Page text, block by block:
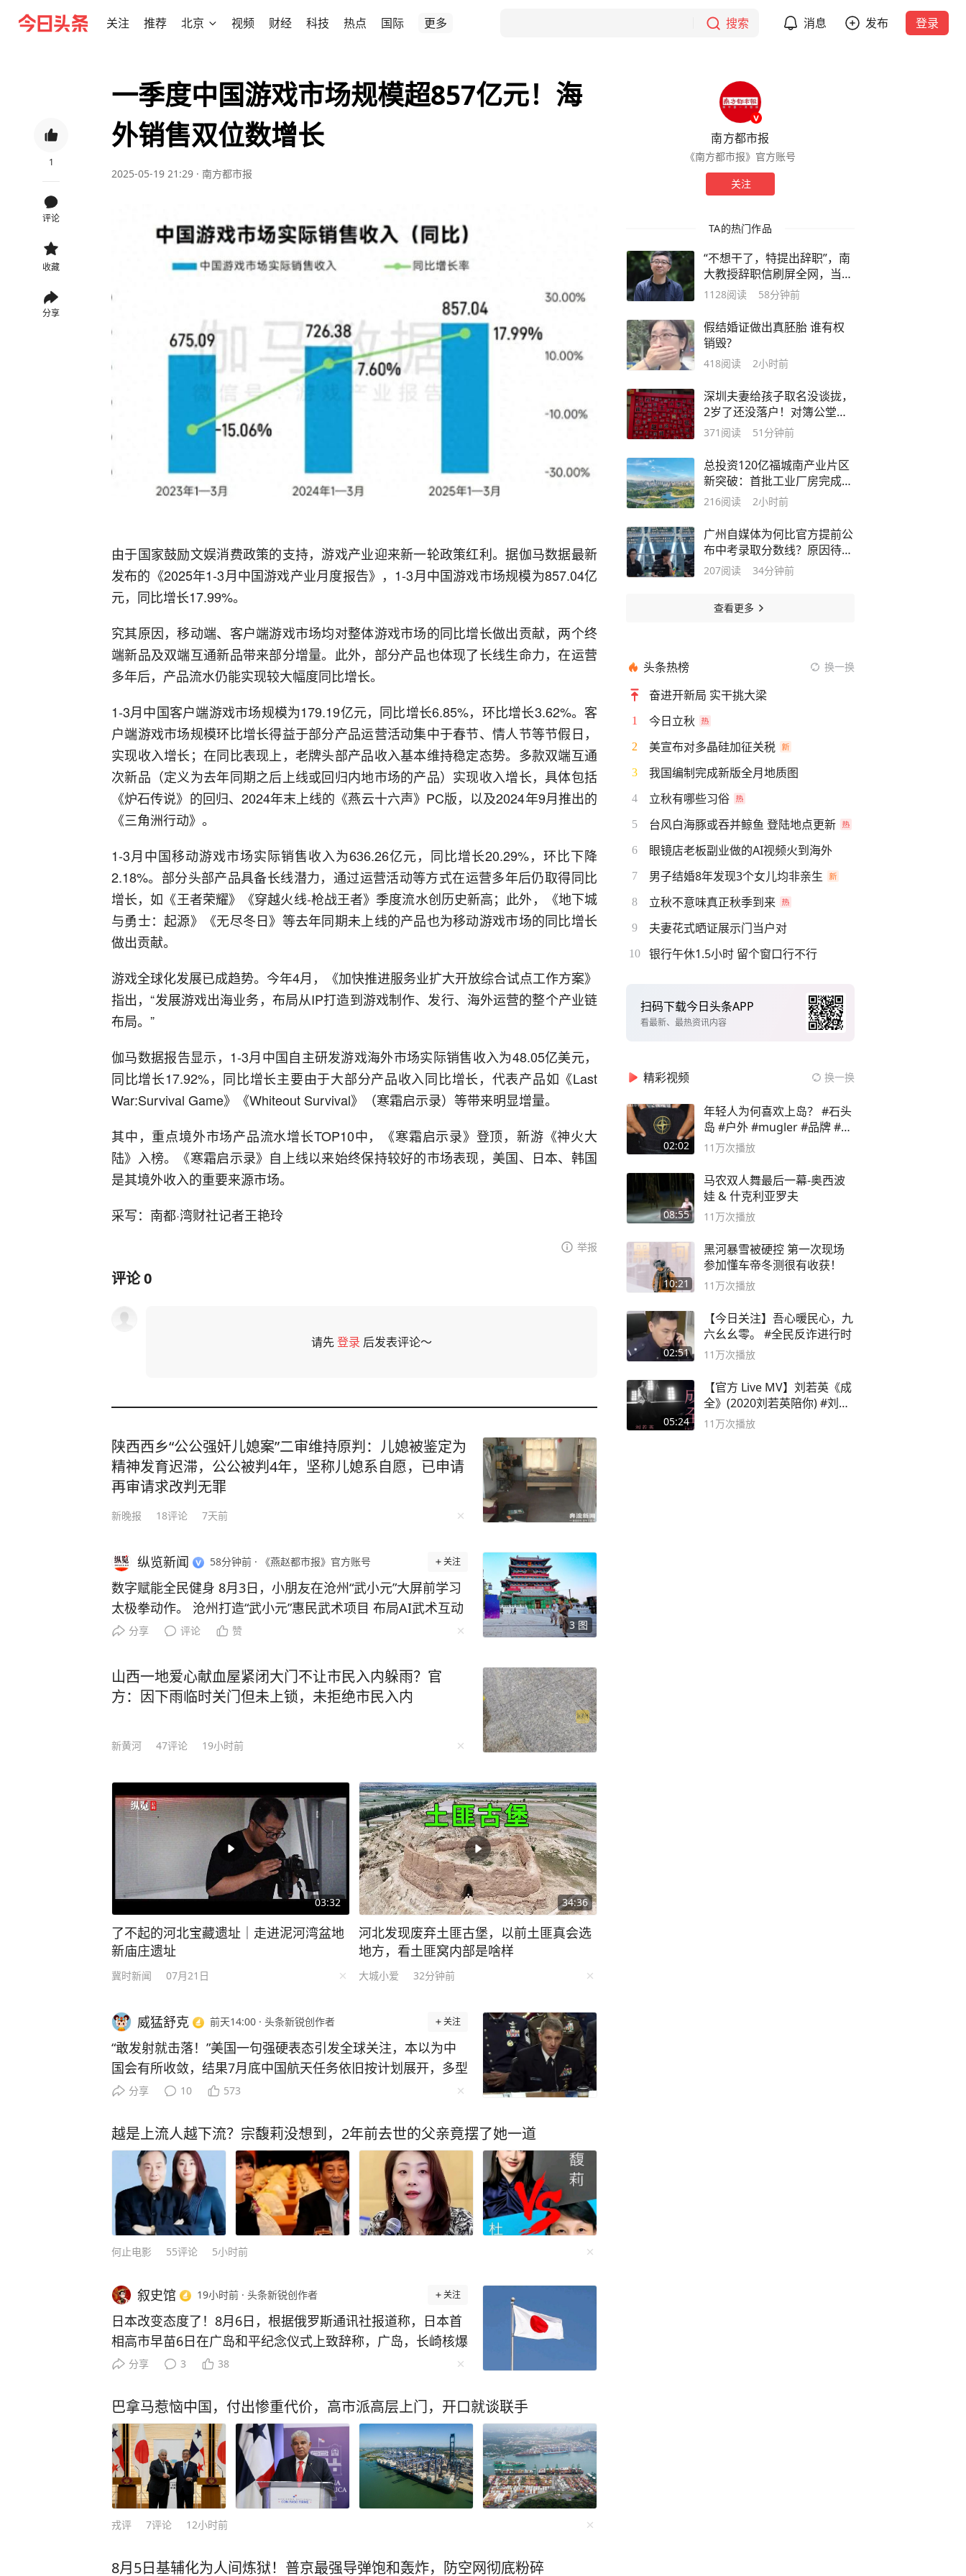
关注 推荐 北京 视频 财经 科技 热点 国际 更多 搜索 消息 发布 登录
1
评论
收藏
分享
一季度中国游戏市场规模超857亿元！海
外销售双位数增长
2025-05-19 21:29 · 南方都市报
由于国家鼓励文娱消费政策的支持，游戏产业迎来新一轮政策红利。据伽马数据最新
发布的《2025年1-3月中国游戏产业月度报告》，1-3月中国游戏市场规模为857.04亿
元，同比增长17.99%。
究其原因，移动端、客户端游戏市场均对整体游戏市场的同比增长做出贡献，两个终
端新品及双端互通新品带来部分增量。此外，部分产品也体现了长线生命力，在运营
多年后，产品流水仍能实现较大幅度同比增长。
1-3月中国客户端游戏市场规模为179.19亿元，同比增长6.85%，环比增长3.62%。客
户端游戏市场规模环比增长得益于部分产品运营活动集中于春节、情人节等节假日，
实现收入增长；在同比表现上，老牌头部产品收入基本维持稳定态势。多款双端互通
次新品（定义为去年同期之后上线或回归内地市场的产品）实现收入增长，具体包括
《炉石传说》的回归、2024年末上线的《燕云十六声》PC版，以及2024年9月推出的
《三角洲行动》。
1-3月中国移动游戏市场实际销售收入为636.26亿元，同比增长20.29%，环比下降
2.18%。部分头部产品具备长线潜力，通过运营活动等方式在运营多年后仍取得同比
增长，如《王者荣耀》《穿越火线-枪战王者》季度流水创历史新高；此外，《地下城
与勇士：起源》《无尽冬日》等去年同期未上线的产品也为移动游戏市场的同比增长
做出贡献。
游戏全球化发展已成趋势。今年4月，《加快推进服务业扩大开放综合试点工作方案》
指出，“发展游戏出海业务，布局从IP打造到游戏制作、发行、海外运营的整个产业链
布局。”
伽马数据报告显示，1-3月中国自主研发游戏海外市场实际销售收入为48.05亿美元，
同比增长17.92%，同比增长主要由于大部分产品收入同比增长，代表产品如《Last
War:Survival Game》《Whiteout Survival》（寒霜启示录）等带来明显增量。
其中，重点境外市场产品流水增长TOP10中，《寒霜启示录》登顶，新游《神火大
陆》入榜。《寒霜启示录》自上线以来始终保持较好的市场表现，美国、日本、韩国
是其境外收入的重要来源市场。
采写：南都·湾财社记者王艳玲
举报
评论0
请先登录 后发表评论～
陕西西乡“公公强奸儿媳案”二审维持原判：儿媳被鉴定为
精神发育迟滞，公公被判4年，坚称儿媳系自愿，已申请
再审请求改判无罪
新晚报 18评论 7天前
3 图
纵览新闻 58分钟前 · 《燕赵都市报》官方账号 关注
数字赋能全民健身 8月3日，小朋友在沧州“武小元”大屏前学习
太极拳动作。 沧州打造“武小元”惠民武术项目 布局AI武术互动
点位 搭载本土拳种教学 动作智能纠错功能 推动传统武术走进
大屏前学习武术动作。 7月24日，游客在沧州“武小元”大屏前
学习武术动作。 摄影报道丨河北日报记者张昊 关注河北新闻
网，了解河北最新新闻。
分享 评论 赞
山西一地爱心献血屋紧闭大门不让市民入内躲雨？官
方：因下雨临时关门但未上锁，未拒绝市民入内
新黄河 47评论 19小时前
03:32
了不起的河北宝藏遗址｜走进泥河湾盆地
新庙庄遗址
冀时新闻 07月21日
34:36
河北发现废弃土匪古堡，以前土匪真会选
地方，看土匪窝内部是啥样
大城小爱 32分钟前
威猛舒克 前天14:00 · 头条新锐创作者 关注
“敢发射就击落！”美国一句强硬表态引发全球关注，本以为中
国会有所收敛，结果7月底中国航天任务依旧按计划展开，多型
火箭接连升空。面对美方施压，中方回应毫不退让。美国为何
7月30日上午9点，太原卫星发射中心，长征六号改运载火箭准
时点火，一箭双星，把通信技术试验卫星二十七号A/B星送入
预定轨道，用途写得明明白白：卫星通信、广播电视、数据传
输。 而几天前，美国太空军作战部队司令在公开研讨会上放
话：要发展进攻性太空作战能力，要击落中国卫星，防务媒体
跟着渲染，五角大楼官员扬言“敢发射就击落”。 一个喊打喊
杀，一个照常升空。谁在虚张声势，谁在埋头赶路，一目了
周年，官方宣布50颗卫星全部完成在轨升级，3月启动，分批
实施，逐星验证，动态切换，全球用户没感觉到一秒信号中
断，精度还提到了优于0.3米。 这事儿放在航天圈是个分水岭
——以前卫星上天就定型了，想升级得花上百亿重新发射；现
在北斗在天上边飞边升级，等于把导航系统从“老年机”变成了
140多个国家和地区，产值过万亿，这些数字背后是实打实的
全球市场份额在涨，眼睁睁看着技术代差被追平、商业版图被
蚕食，美国靠GPS吃了几十年红利，现在红利在缩水，不可能
不急。 但急归急，喊出“击落”这种话，透着的不是底气，是焦
虑，真正有把握的人不会把底牌亮在台面上嚷嚷。 太空里不
是谁嗓门大谁占理，反卫星武器一旦使用，轨道上产生成千上
万高速碎片，会无差别撞击所有途经卫星和空间站。 美国在
上，打掉别人的卫星等于把自己的作战体系先架在火上烤，这
分享 10 573
越是上流人越下流？宗馥莉没想到，2年前去世的父亲竟摆了她一道
何止电影 55评论 5小时前
叙史馆 19小时前 · 头条新锐创作者 关注
日本改变态度了！8月6日，根据俄罗斯通讯社报道称，日本首
相高市早苗6日在广岛和平纪念仪式上致辞称，广岛，长崎核爆
炸造成的深重灾难不可以重演，向受害者表示哀悼，并强调
炸的国家，肩负着为实现无核武而继续不懈努力的使命。 说
白了，高市早苗这番话说的到是冠冕堂皇，俨然一副受害者的
形象，但实际上，她却抛开了最重要的问题，日本为什么是唯
一受到核爆炸的国家，只字不提，妥妥的就是为了给日本“侵略
者”洗白。 而且，之前高市早苗还在国会上，还曾说出要考虑
改动无核三原则的话术，如今却改称日本坚持，无疑是因为她
之前发表的一些不当言论，致使她的支持率持续下降所导致
而是要看日本接下来的行为，就像台湾问题一样，日本表面上
分享 3 38
巴拿马惹恼中国，付出惨重代价，高市派高层上门，开口就谈联手
戎评 7评论 12小时前
8月5日基辅化为人间炼狱！普京最强导弹饱和轰炸，防空网彻底粉碎
南方都市报
《南方都市报》官方账号
关注
TA的热门作品
“不想干了，特提出辞职”，南
大教授辞职信刷屏全网，当事
人婉拒采访
1128阅读 58分钟前
假结婚证做出真胚胎 谁有权
销毁?
418阅读 2小时前
深圳夫妻给孩子取名没谈拢，
2岁了还没落户！对簿公堂
后，法官出了一个主意
371 阅读 51分钟前
总投资120亿福城南产业片区
新突破：首批工业厂房完成移
交
216阅读 2小时前
广州自媒体为何比官方提前公
布中考录取分数线？原因待查
清
207阅读 34分钟前
查看更多
头条热榜 换一换
奋进开新局 实干挑大梁
1 今日立秋
2 美宣布对多晶硅加征关税
3 我国编制完成新版全月地质图
4 立秋有哪些习俗
5 台风白海豚或吞并鲸鱼 登陆地点更新
6 眼镜店老板副业做的AI视频火到海外
7 男子结婚8年发现3个女儿均非亲生
8 立秋不意味真正秋季到来
9 夫妻花式晒证展示门当户对
10 银行午休1.5小时 留个窗口行不行
扫码下载今日头条APP
看最新、最热资讯内容
精彩视频 换一换
02:02
年轻人为何喜欢上岛？ #石头
岛 #户外 #mugler #品牌 #足
球流氓
11万次播放
08:55
马农双人舞最后一幕-奥西波
娃 & 什克利亚罗夫
11万次播放
10:21
黑河暴雪被硬控 第一次现场
参加懂车帝冬测很有收获！
11万次播放
02:51
【今日关注】吾心暖民心，九
六幺幺零。 #全民反诈进行时
11万次播放
05:24
【官方 Live MV】刘若英《成
全》(2020刘若英陪你) #刘若
英 #成全
11万次播放